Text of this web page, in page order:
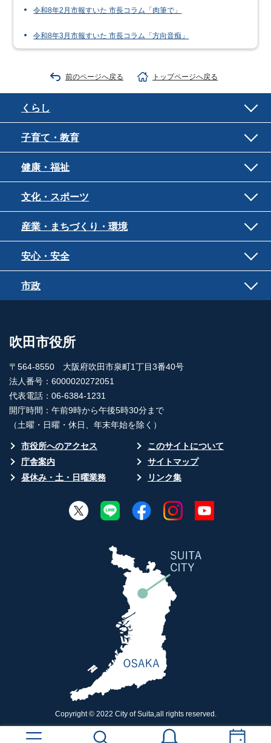
令和8年2月市報すいた 市長コラム「肉筆で」
令和8年3月市報すいた 市長コラム「方向音痴」
前のページへ戻る トップページへ戻る
くらし
子育て・教育
健康・福祉
文化・スポーツ
産業・まちづくり・環境
安心・安全
市政
吹田市役所
〒564-8550 大阪府吹田市泉町1丁目3番40号
法人番号：6000020272051
代表電話：06-6384-1231
開庁時間：午前9時から午後5時30分まで
（土曜・日曜・休日、年末年始を除く）
市役所へのアクセス
このサイトについて
庁舎案内
サイトマップ
昼休み・土・日曜業務
リンク集
Copyright © 2022 City of Suita,all rights reserved.